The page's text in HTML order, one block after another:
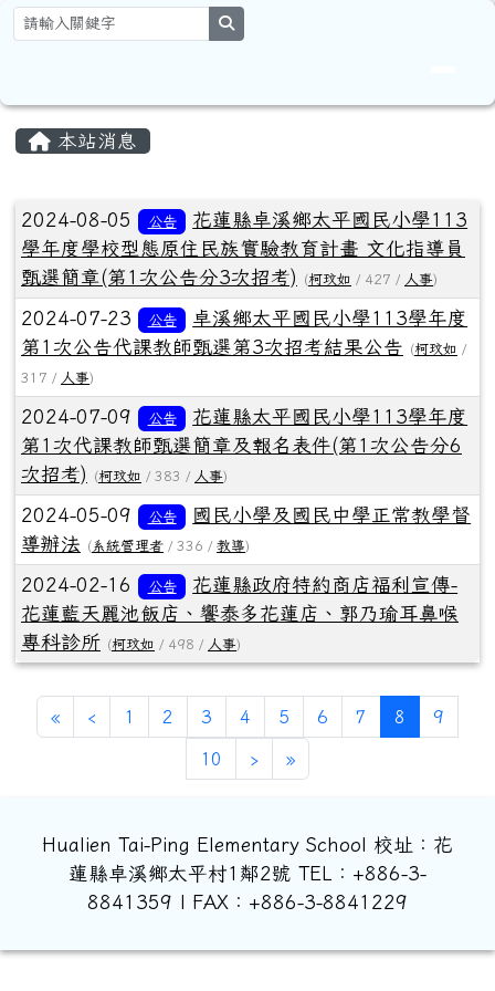
跳至主內容區
花蓮縣卓溪鄉太平國民小學全球資
本站消息
文章列表
2024-08-05 公告
花蓮縣卓溪鄉太平國民小學113
學年度學校型態原住民族實驗教育計畫 文化指導員
甄選簡章(第1次公告分3次招考)
(柯玟如 / 427 / 人事)
2024-07-23 公告
卓溪鄉太平國民小學113學年度
第1次公告代課教師甄選第3次招考結果公告
(柯玟如 /
317 / 人事)
2024-07-09 公告
花蓮縣太平國民小學113學年度
第1次代課教師甄選簡章及報名表件(第1次公告分6
次招考)
(柯玟如 / 383 / 人事)
2024-05-09 公告
國民小學及國民中學正常教學督
導辦法
(系統管理者 / 336 / 教導)
2024-02-16 公告
花蓮縣政府特約商店福利宣傳-
花蓮藍天麗池飯店、饗泰多花蓮店、郭乃瑜耳鼻喉
專科診所 (柯玟如 / 498 / 人事)
«第一頁
‹ 上一頁
1 2 3 4 5 6 7 8 (目前頁次)
9
10 ›下一頁
»最後頁
Hualien Tai-Ping Elementary School 校址：花
蓮縣卓溪鄉太平村1鄰2號 TEL：+886-3-
8841359 | FAX：+886-3-8841229